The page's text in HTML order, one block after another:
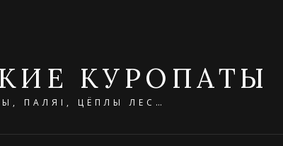
КУРОПАТЫ
ПАЛЯІ, ЦЁПЛЫ ЛЕС…